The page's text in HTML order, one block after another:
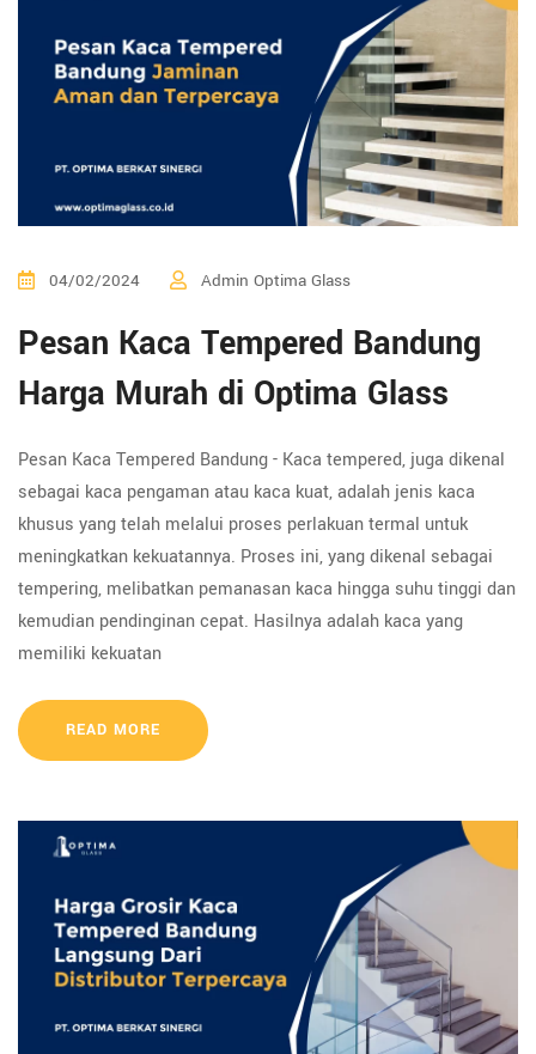
04/02/2024 Admin Optima Glass
Pesan Kaca Tempered Bandung
Harga Murah di Optima Glass
Pesan Kaca Tempered Bandung - Kaca tempered, juga dikenal
sebagai kaca pengaman atau kaca kuat, adalah jenis kaca
khusus yang telah melalui proses perlakuan termal untuk
meningkatkan kekuatannya. Proses ini, yang dikenal sebagai
tempering, melibatkan pemanasan kaca hingga suhu tinggi dan
kemudian pendinginan cepat. Hasilnya adalah kaca yang
memiliki kekuatan
READ MORE